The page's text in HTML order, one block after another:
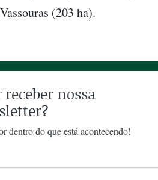
(203 ha).
receber nossa
dentro do que está acontecendo!